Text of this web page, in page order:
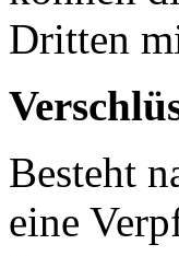
Dritten
Besteht
eine